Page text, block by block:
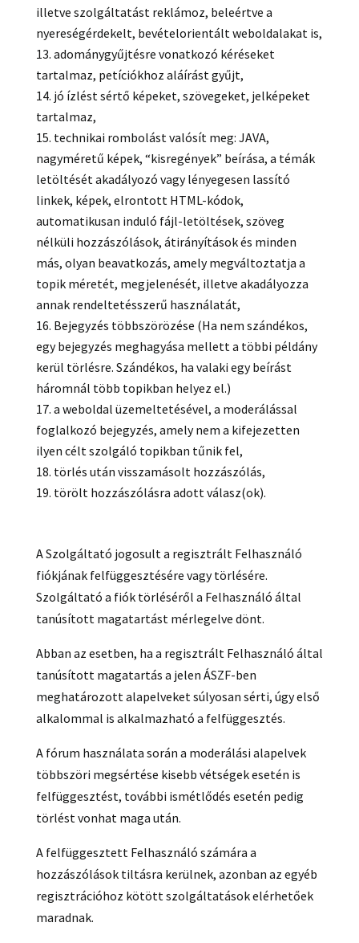
illetve szolgáltatást reklámoz, beleértve a
nyereségérdekelt, bevételorientált weboldalakat is,
adománygyűjtésre vonatkozó kéréseket
tartalmaz, petíciókhoz aláírást gyűjt,
jó ízlést sértő képeket, szövegeket, jelképeket
tartalmaz,
technikai rombolást valósít meg: JAVA,
nagyméretű képek, “kisregények” beírása, a témák
letöltését akadályozó vagy lényegesen lassító
linkek, képek, elrontott HTML-kódok,
automatikusan induló fájl-letöltések, szöveg
nélküli hozzászólások, átirányítások és minden
más, olyan beavatkozás, amely megváltoztatja a
topik méretét, megjelenését, illetve akadályozza
annak rendeltetésszerű használatát,
Bejegyzés többszörözése (Ha nem szándékos,
egy bejegyzés meghagyása mellett a többi példány
kerül törlésre. Szándékos, ha valaki egy beírást
háromnál több topikban helyez el.)
a weboldal üzemeltetésével, a moderálással
foglalkozó bejegyzés, amely nem a kifejezetten
ilyen célt szolgáló topikban tűnik fel,
törlés után visszamásolt hozzászólás,
törölt hozzászólásra adott válasz(ok).
A Szolgáltató jogosult a regisztrált Felhasználó
fiókjának felfüggesztésére vagy törlésére.
Szolgáltató a fiók törléséről a Felhasználó által
tanúsított magatartást mérlegelve dönt.
Abban az esetben, ha a regisztrált Felhasználó által
tanúsított magatartás a jelen ÁSZF-ben
meghatározott alapelveket súlyosan sérti, úgy első
alkalommal is alkalmazható a felfüggesztés.
A fórum használata során a moderálási alapelvek
többszöri megsértése kisebb vétségek esetén is
felfüggesztést, további ismétlődés esetén pedig
törlést vonhat maga után.
A felfüggesztett Felhasználó számára a
hozzászólások tiltásra kerülnek, azonban az egyéb
regisztrációhoz kötött szolgáltatások elérhetőek
maradnak.